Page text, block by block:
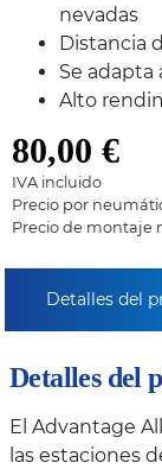
nevadas
Distancia
Se
Alto
80,00 €
IVA incluido
Precio por
Precio de montaje
Detalles del
Detalles del
El Advantage
las estaciones